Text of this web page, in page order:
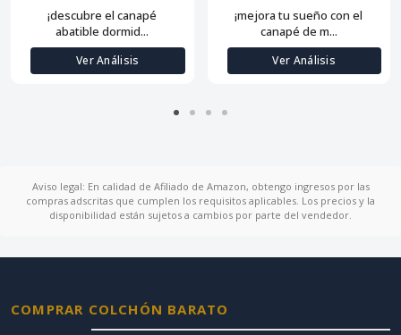
¡descubre el canapé
abatible dormid...
Ver Análisis
¡mejora tu sueño con el
canapé de m...
Ver Análisis
Aviso legal: En calidad de Afiliado de Amazon, obtengo ingresos por las
compras adscritas que cumplen los requisitos aplicables. Los precios y la
disponibilidad están sujetos a cambios por parte del vendedor.
COMPRAR COLCHÓN BARATO